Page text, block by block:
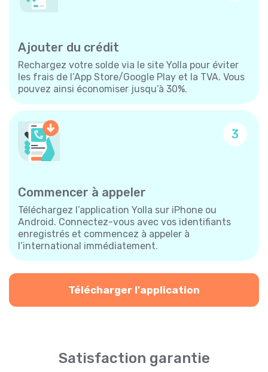
Ajouter du crédit
Rechargez votre solde via le site Yolla pour éviter
les frais de l’App Store/Google Play et la TVA. Vous
pouvez ainsi économiser jusqu’à 30%.
3
Commencer à appeler
Téléchargez l’application Yolla sur iPhone ou
Android. Connectez-vous avec vos identifiants
enregistrés et commencez à appeler à
l’international immédiatement.
Télécharger l'application
Satisfaction garantie